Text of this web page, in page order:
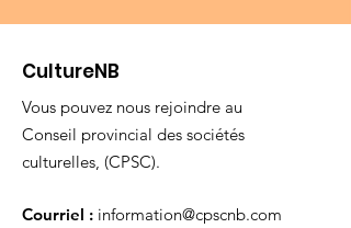
CultureNB
Vous pouvez nous rejoindre au
Conseil provincial des sociétés
culturelles, (CPSC).
Courriel : information@cpscnb.com